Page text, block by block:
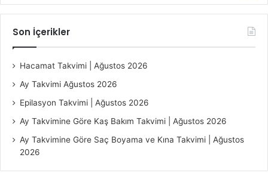
Son İçerikler
Hacamat Takvimi | Ağustos 2026
Ay Takvimi Ağustos 2026
Epilasyon Takvimi | Ağustos 2026
Ay Takvimine Göre Kaş Bakım Takvimi | Ağustos 2026
Ay Takvimine Göre Saç Boyama ve Kına Takvimi | Ağustos
2026